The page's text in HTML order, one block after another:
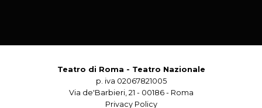
Teatro di Roma - Teatro Nazionale
p. iva 02067821005
Via de'Barbieri, 21 - 00186 - Roma
Privacy Policy